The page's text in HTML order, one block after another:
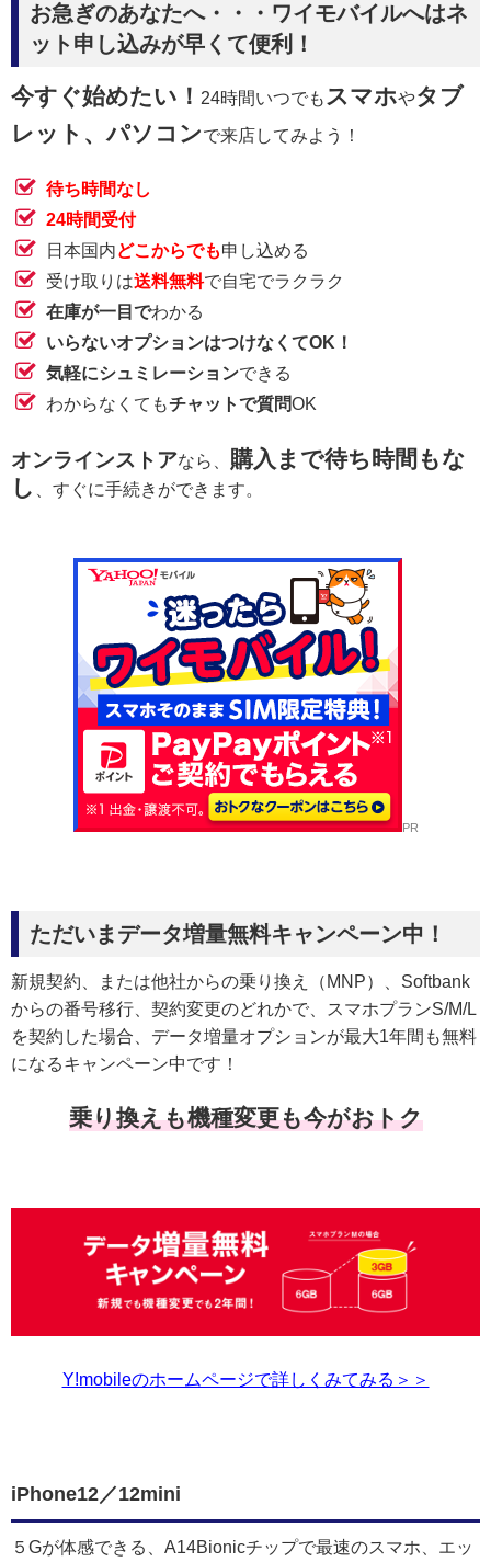
お急ぎのあなたへ・・・ワイモバイルへはネ
ット申し込みが早くて便利！
今すぐ始めたい！ 24時間いつでも スマホやタブ
レット、パソコンで来店してみよう！
待ち時間なし
24時間受付
日本国内どこからでも申し込める
受け取りは送料無料で自宅でラクラク
在庫が一目でわかる
いらないオプションはつけなくてOK！
気軽にシュミレーションできる
わからなくてもチャットで質問OK
オンラインストアなら、 購入まで待ち時間もな
し
、すぐに手続きができます。
PR
ただいまデータ増量無料キャンペーン中！
新規契約、または他社からの乗り換え（MNP）、Softbank
からの番号移行、契約変更のどれかで、スマホプランS/M/L
を契約した場合、データ増量オプションが最大1年間も無料
になるキャンペーン中です！
乗り換えも機種変更も今がおトク
Y!mobileのホームページで詳しくみてみる＞＞
iPhone12／12mini
５Gが体感できる、A14Bionicチップで最速のスマホ、エッ